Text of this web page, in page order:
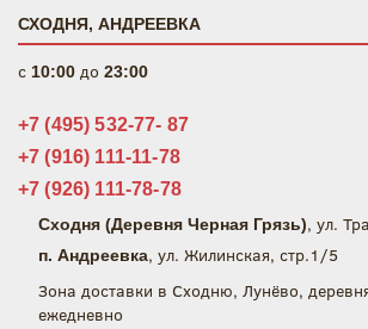
СХОДНЯ, АНДРЕЕВКА
c 10:00 до 23:00
+7 (495) 532-77- 87
+7 (916) 111-11-78
+7 (926) 111-78-78
Сходня (Деревня Черная Грязь), ул.
п. Андреевка, ул. Жилинская, стр.1/5
Зона доставки в Сходню, Лунёво,
ежедневно